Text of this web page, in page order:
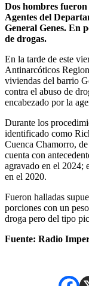
Dos hombres fueron detenidos en dos procedimientos de
Agentes del
General Genes. En
de drogas.
En la tarde de este
Antinarcóticos
viviendas del barrio
contra el abuso de
encabezado por la
Durante los
identificado como
Cuenca Chamorro,
cuenta con
agravado en el 2024;
en el 2020.
Fueron halladas
porciones con un
droga pero del tipo
Fuente: Radio